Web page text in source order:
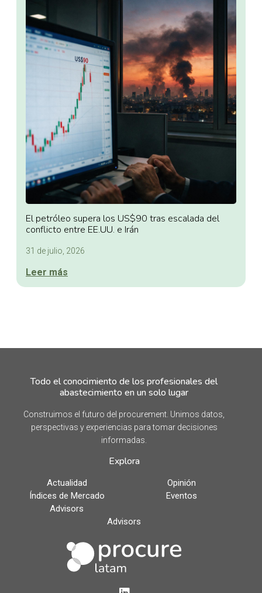
El petróleo supera los US$90 tras escalada del
conflicto entre EE.UU. e Irán
31 de julio, 2026
Leer más
Todo el conocimiento de los profesionales del
abastecimiento en un solo lugar
Construimos el futuro del procurement. Unimos datos,
perspectivas y experiencias para tomar decisiones
informadas.
Explora
Actualidad
Opinión
Índices de Mercado
Eventos
Advisors
Advisors